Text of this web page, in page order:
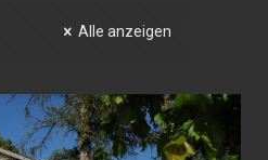
Alle anzeigen